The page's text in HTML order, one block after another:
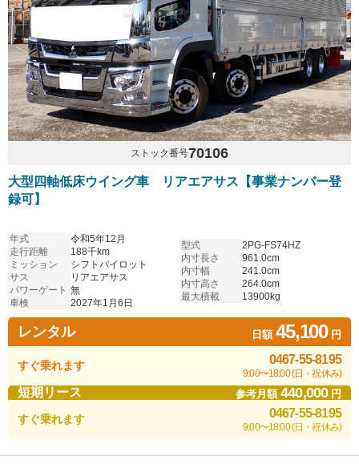
ストック番号70106
大型四軸低床ウイング車 リアエアサス【事業ナンバー登
録可】
年式
令和5年12月
走行距離
188千km
ミッション
シフトパイロット
サス
リアエアサス
パワーゲート 無
車検
2027年1月6日
型式
2PG-FS74HZ
内寸長さ
961.0cm
内寸幅
241.0cm
内寸高さ
264.0cm
最大積載
13900kg
レンタル 日額45,100円
すぐ乗れます 0467-55-8195
9:00〜18:00 (日・祝休み)
短期リース 参考月額440,000円
すぐ乗れます 0467-55-8195
9:00〜18:00 (日・祝休み)